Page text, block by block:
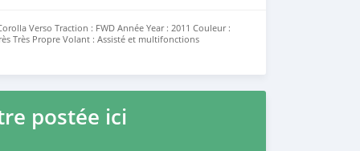
Verso Traction : FWD Année Year : 2011 Couleur :
Très Propre Volant : Assisté et multifonctions
panoramique Nombre de clés : 1 Climatisation :
Complet Moteur : Diesel D4D ⛽️ VVTi 2 salons 5 places
État Général du Véhicule : Très Bon État Prix TTC :
postée ici